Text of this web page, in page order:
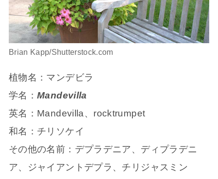
Brian Kapp/Shutterstock.com
植物名：マンデビラ
学名：Mandevilla
英名：Mandevilla、rocktrumpet
和名：チリソケイ
その他の名前：デプラデニア、ディプラデニ
ア、ジャイアントデプラ、チリジャスミン